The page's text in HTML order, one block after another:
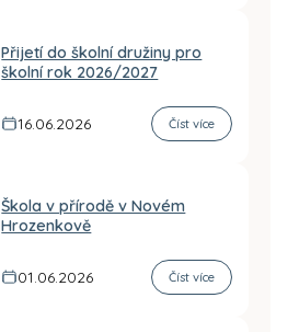
Přijetí do školní družiny pro
školní rok 2026/2027
16.06.2026 Číst více
Škola v přírodě v Novém
Hrozenkově
01.06.2026 Číst více